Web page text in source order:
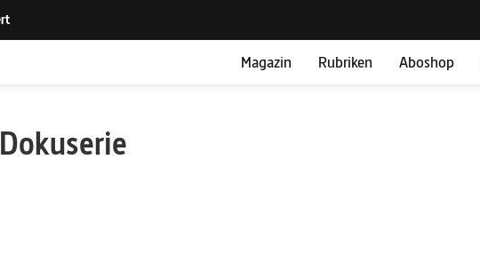
Magazin Rubriken Aboshop
Dokuserie